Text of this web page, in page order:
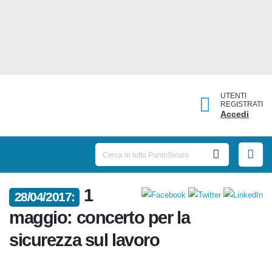
UTENTI
REGISTRATI
Accedi
28/04/2017:
1
maggio: concerto per la
sicurezza sul lavoro